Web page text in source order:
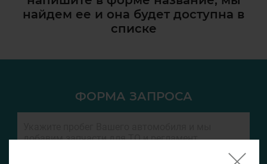
найдем ее и она будет доступна в
списке
ФОРМА ЗАПРОСА